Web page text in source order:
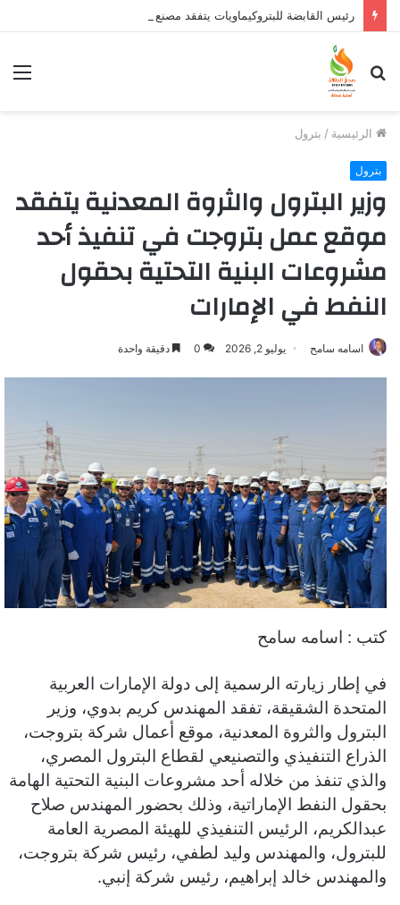
بحث
عن
الرئيسية / بترول
بترول
وزير البترول والثروة المعدنية يتفقد
موقع عمل بتروجت في تنفيذ أحد
مشروعات البنية التحتية بحقول
النفط في الإمارات
اسامه سامح يوليو 2, 2026 0 دقيقة واحدة
كتب : اسامه سامح
في إطار زيارته الرسمية إلى دولة الإمارات العربية
المتحدة الشقيقة، تفقد المهندس كريم بدوي، وزير
البترول والثروة المعدنية، موقع أعمال شركة بتروجت،
الذراع التنفيذي والتصنيعي لقطاع البترول المصري،
والذي تنفذ من خلاله أحد مشروعات البنية التحتية الهامة
بحقول النفط الإماراتية، وذلك بحضور المهندس صلاح
عبدالكريم، الرئيس التنفيذي للهيئة المصرية العامة
للبترول، والمهندس وليد لطفي، رئيس شركة بتروجت،
والمهندس خالد إبراهيم، رئيس شركة إنبي.